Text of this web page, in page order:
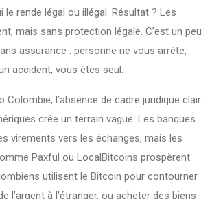
le rende légal ou illégal. Résultat ? Les
mais sans protection légale. C’est un peu
assurance : personne ne vous arrête,
accident, vous êtes seul.
Colombie, l’absence de cadre juridique clair
crée un terrain vague. Les banques
virements vers les échanges, mais les
Paxful ou LocalBitcoins prospèrent.
utilisent le Bitcoin pour contourner
l’argent à l’étranger, ou acheter des biens